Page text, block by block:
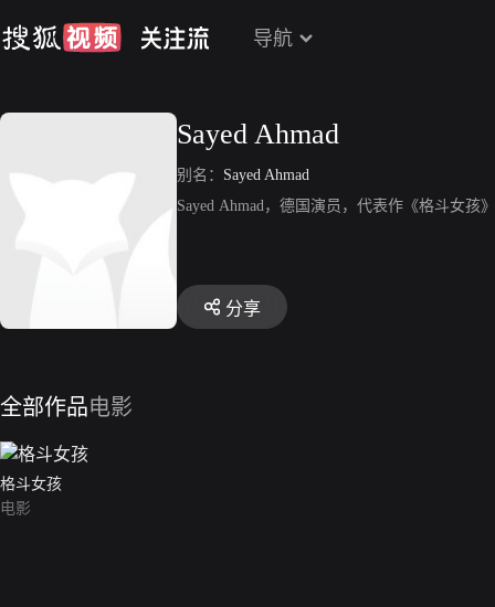
导航
Sayed Ahmad
别名： Sayed Ahmad
Sayed Ahmad，德国演员，代表作《格斗女孩
分享
全部作品电影
格斗女孩
电影